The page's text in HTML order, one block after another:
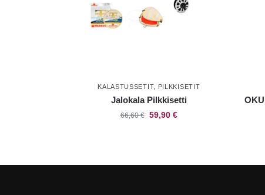
KALASTUSSETIT, PILKKISETIT
Jalokala Pilkkisetti
66,60€ 59,90 €